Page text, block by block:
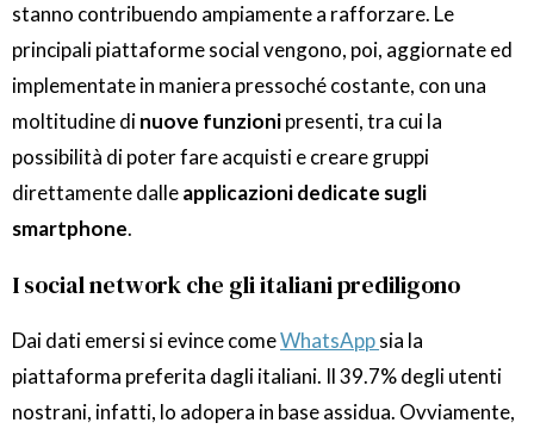
stanno contribuendo ampiamente a rafforzare. Le
principali piattaforme social vengono, poi, aggiornate ed
implementate in maniera pressoché costante, con una
moltitudine dinuove funzionipresenti, tra cui la
possibilità di poter fare acquisti e creare gruppi
direttamente dalleapplicazioni dedicate sugli
smartphone.
I social network che gli italiani prediligono
Dai dati emersi si evince comeWhatsAppsia la
piattaforma preferita dagli italiani. Il 39.7% degli utenti
nostrani, infatti, lo adopera in base assidua. Ovviamente,